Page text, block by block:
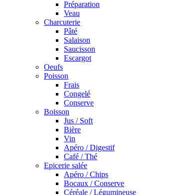
Préparation
Veau
Charcuterie
Pâté
Salaison
Saucisson
Escargot
Oeufs
Poisson
Frais
Congelé
Conserve
Boisson
Jus / Soft
Bière
Vin
Apéro / Digestif
Café / Thé
Epicerie salée
Apéro / Chips
Bocaux / Conserve
Céréale / Légumineuse